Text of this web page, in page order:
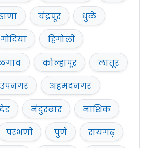
चंद्रपूर
धुळे
गोंदिया
हिंगोली
कोल्हापूर
लातूर
अहमदनगर
नंदुरबार
नाशिक
परभणी पुणे
रायगढ़